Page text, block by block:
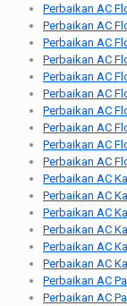
Perbaikan AC
Perbaikan AC
Perbaikan AC
Perbaikan AC
Perbaikan AC
Perbaikan AC
Perbaikan AC
Perbaikan AC
Perbaikan AC
Perbaikan AC
Perbaikan AC
Perbaikan AC
Perbaikan AC
Perbaikan AC
Perbaikan AC
Perbaikan AC
Perbaikan AC
Perbaikan AC